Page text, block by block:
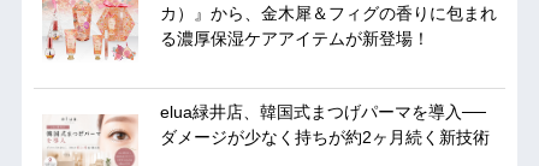
カ）』から、金木犀＆フィグの香りに包まれ
る濃厚保湿ケアアイテムが新登場！
elua緑井店、韓国式まつげパーマを導入──
ダメージが少なく持ちが約2ヶ月続く新技術